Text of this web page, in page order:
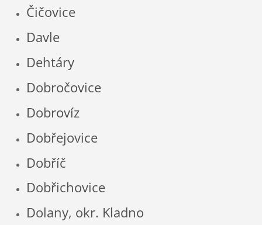
Čičovice
Davle
Dehtáry
Dobročovice
Dobrovíz
Dobřejovice
Dobříč
Dobřichovice
Dolany, okr. Kladno